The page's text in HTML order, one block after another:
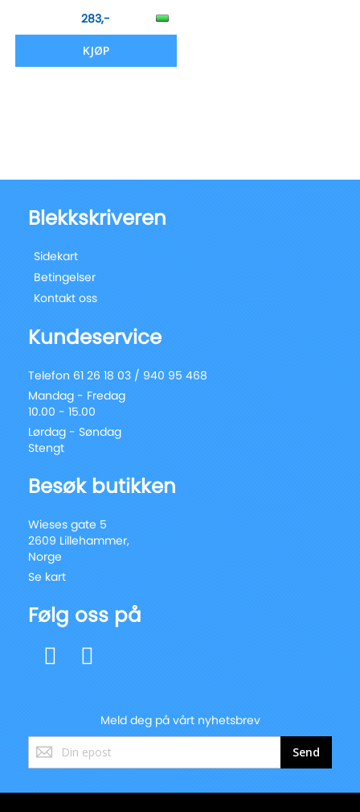
283,-
KJØP
Blekkskriveren
Sidekart
Betingelser
Kontakt oss
Kundeservice
Telefon 61 26 18 03 / 940 95 468
Mandag - Fredag
10.00 - 15.00
Lørdag - Søndag
Stengt
Besøk butikken
Wieses gate 5
2609 Lillehammer,
Norge
Se kart
Følg oss på
Meld deg på vårt nyhetsbrev
Registrer
deg
vårt
Send